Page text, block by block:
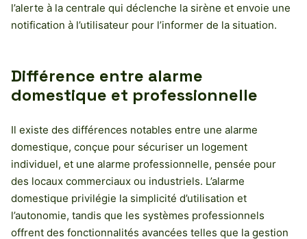
l’alerte à la centrale qui déclenche la sirène et envoie une
notification à l’utilisateur pour l’informer de la situation.
Différence entre alarme
domestique et professionnelle
Il existe des différences notables entre une alarme
domestique, conçue pour sécuriser un logement
individuel, et une alarme professionnelle, pensée pour
des locaux commerciaux ou industriels. L’alarme
domestique privilégie la simplicité d’utilisation et
l’autonomie, tandis que les systèmes professionnels
offrent des fonctionnalités avancées telles que la gestion